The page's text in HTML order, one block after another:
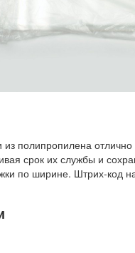
полипропилена
срок их службы и
по ширине. Штрих-код